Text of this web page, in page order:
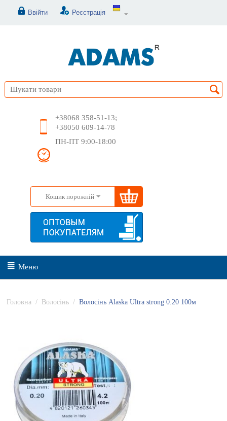
Ввійти Реєстрація
+38068 358-51-13;
+38050 609-14-78
ПН-ПТ 9:00-18:00
Кошик порожній
Меню
Головна / Волосінь / Волосінь Alaska Ultra strong 0.20 100м